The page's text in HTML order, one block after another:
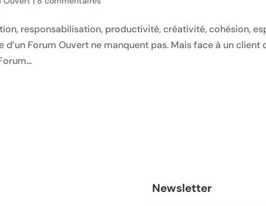
responsabilisation, productivité, créativité, cohésion,
Forum Ouvert ne manquent pas. Mais face à un client
Newsletter